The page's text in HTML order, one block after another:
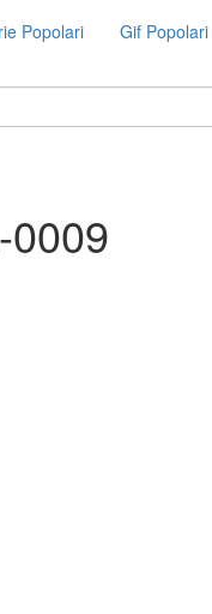
Popolari Gif Popolari